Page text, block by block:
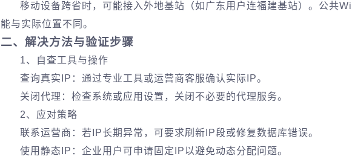
移动设备跨省时，可能接入外地基站（如广东用户连福建基站）。公共
能与实际位置不同。
二、解决方法与验证步骤‌
1、自查工具与操作‌
查询真实IP‌：通过专业工具或运营商客服确认实际IP。
关闭代理：检查系统或应用设置，关闭不必要的代理服务。
2、应对策略‌
联系运营商‌：若IP长期异常，可要求刷新IP段或修复数据库错误。
使用静态IP‌：企业用户可申请固定IP以避免动态分配问题。